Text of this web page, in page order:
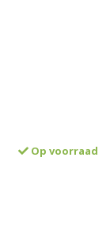
Op voorraad